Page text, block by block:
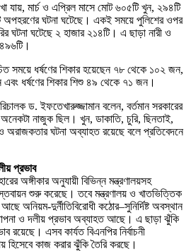
যায়, মার্চ ও এপ্রিল মাসে মোট ৬০৫টি খুন, ২৯৪টি
অপহরণের ঘটনা ঘটেছে। একই সময়ে পুলিশের ওপর
ঘটনা ঘটেছে ২ হাজার ২১৪টি। এ ছাড়া নারী ও
সময়ে ধর্ষণের শিকার হয়েছেন ৭৮ থেকে ১০২ জন,
ধর্ষণের শিকার শিশু ৪৯ থেকে ৭১ জন।
ড. ইফতেখারুজ্জামান বলেন, বর্তমান সরকারের
নাজুক ছিল। খুন, ডাকাতি, চুরি, ছিনতাই,
ও অরাজকতার ঘটনা অব্যাহত রয়েছে বলে প্রতিবেদনে
প্রভাব
অঙ্গীকার অনুযায়ী বিভিন্ন মন্ত্রণালয়সহ
শুরু করেছে। তবে মন্ত্রণালয় ও খাতভিত্তিক
অনিয়ম-দুর্নীতিবিরোধী কঠোর–সুনির্দিষ্ট অবস্থান
ও দলীয় প্রভাব অব্যাহত আছে। এ ছাড়া ঝুঁকি
এসব কার্যত বিএনপির নির্বাচনী
হিসেবে কাজ করার ঝুঁকি তৈরি করছে।